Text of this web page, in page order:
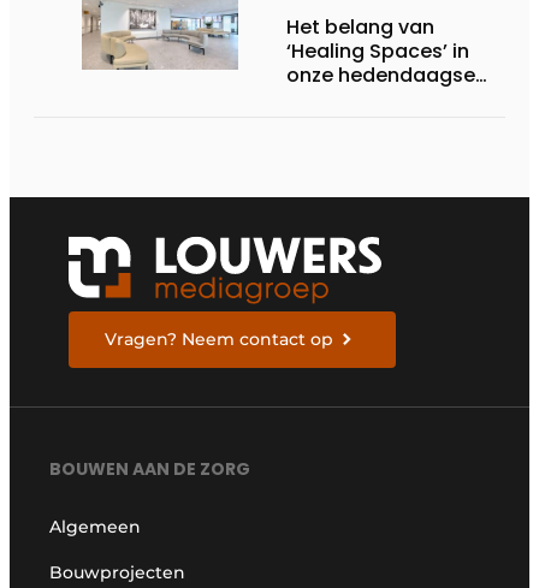
Het belang van
‘Healing Spaces’ in
onze hedendaagse
Vragen? Neem contact op
BOUWEN AAN DE ZORG
Algemeen
Bouwprojecten